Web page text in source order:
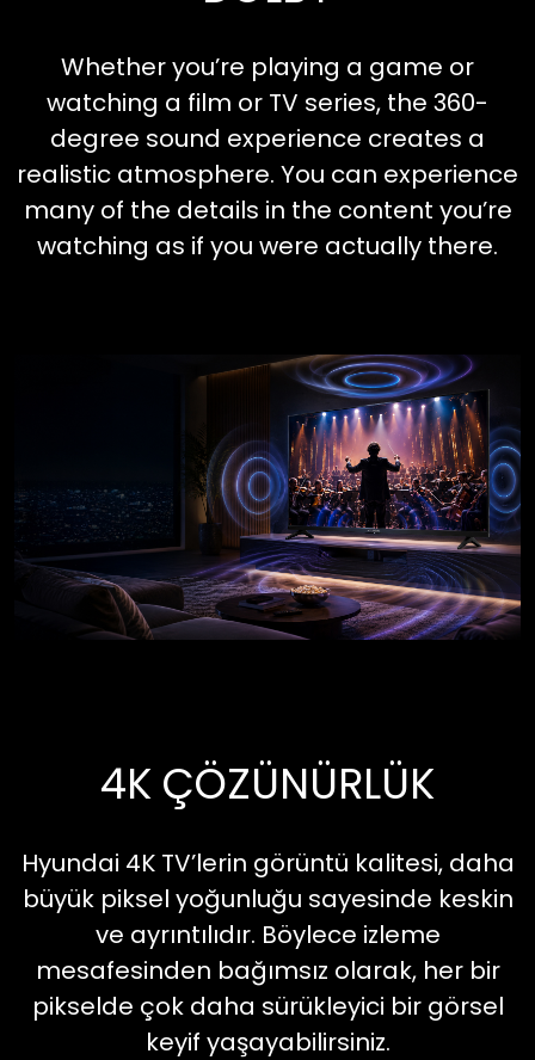
SU SEBILI
KURUMSAL
DESTEK
Whether you’re playing a game or
watching a film or TV series, the 360-
degree sound experience creates a
realistic atmosphere. You can experience
many of the details in the content you’re
watching as if you were actually there.
4K ÇÖZÜNÜRLÜK
Hyundai 4K TV’lerin görüntü kalitesi, daha
büyük piksel yoğunluğu sayesinde keskin
ve ayrıntılıdır. Böylece izleme
mesafesinden bağımsız olarak, her bir
pikselde çok daha sürükleyici bir görsel
keyif yaşayabilirsiniz.